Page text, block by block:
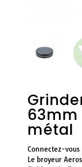
63mm
métal
Connectez-
Le broyeur